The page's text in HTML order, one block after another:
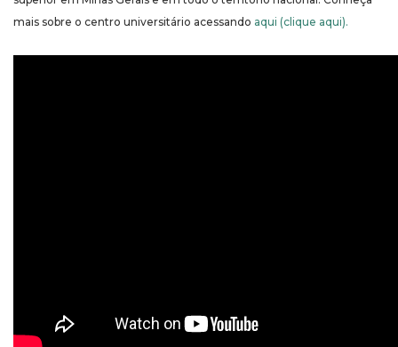
mais sobre o centro universitário acessando aqui (clique aqui).